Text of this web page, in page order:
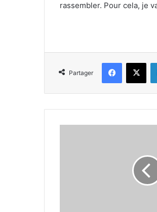
rassembler. Pour cela, je
Partager
Facebook
X